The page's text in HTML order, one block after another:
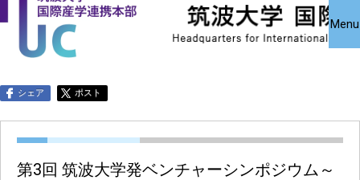
Menu
Close
国際産学連携
本部について
国際産学連携
本部公募事業
共同研究受
究・知的財
シェア ポスト
第3回 筑波大学発ベンチャーシンポジウム～